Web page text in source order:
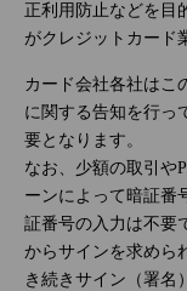
正利用防止などを目
がクレジットカード
カード会社各社はこ
に関する告知を行っ
要となります。
なお、少額の取引や
ーンによって暗証番
証番号の入力は不要
からサインを求めら
き続きサイン（署名